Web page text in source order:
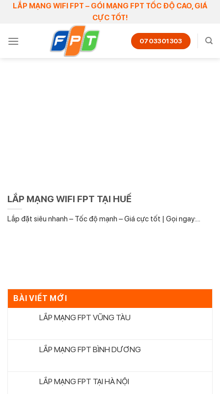
SkipLẮP MẠNG WIFI FPT – GÓI MẠNG FPT TỐC ĐỘ CAO, GIÁ
CỰC TỐT!
0703301303
LẮP MẠNG WIFI FPT TẠI HUẾ
Lắp đặt siêu nhanh – Tốc độ mạnh – Giá cực tốt | Gọi ngay:...
BÀI VIẾT MỚI
LẮP MẠNG FPT VŨNG TÀU
LẮP MẠNG FPT BÌNH DƯƠNG
LẮP MẠNG FPT TẠI HÀ NỘI